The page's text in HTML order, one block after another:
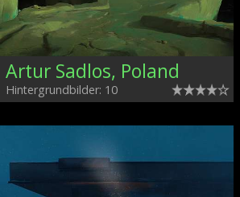
Artur Sadlos, Poland
Hintergrundbilder: 10